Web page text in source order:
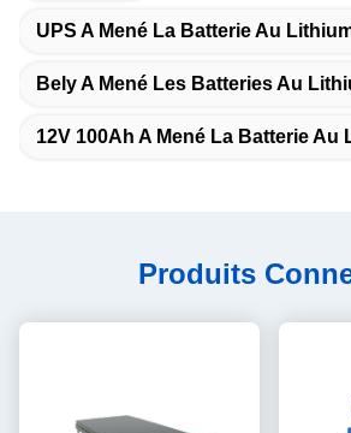
UPS A Mené La Batterie Au
Bely A Mené Les Batteries Au
12V 100Ah A Mené La Batterie Au
Produits